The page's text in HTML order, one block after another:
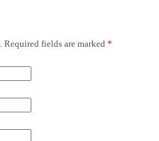
Required fields are marked *